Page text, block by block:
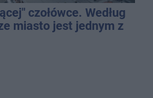
czołówce. Według
miasto jest jednym z